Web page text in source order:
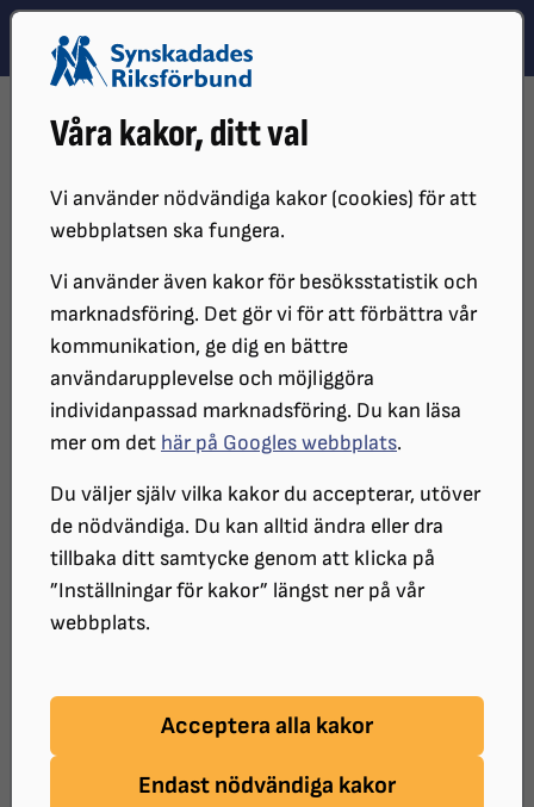
Våra kakor, ditt val
Vi använder nödvändiga kakor (cookies) för att
webbplatsen ska fungera.
Vi använder även kakor för besöksstatistik och
marknadsföring. Det gör vi för att förbättra vår
kommunikation, ge dig en bättre
användarupplevelse och möjliggöra
individanpassad marknadsföring. Du kan läsa
mer om det här på Googles webbplats.
Du väljer själv vilka kakor du accepterar, utöver
de nödvändiga. Du kan alltid ändra eller dra
tillbaka ditt samtycke genom att klicka på
”Inställningar för kakor” längst ner på vår
webbplats.
Acceptera alla kakor
Endast nödvändiga kakor
Hoppa till innehåll
Hoppa till hitta snabbt
DISTRIKT
SRF HALLAND
LOKALFÖRENINGAR
BOKFIKA FÖR TALBOKSLÄSARE. (1)
Bokfika för talboksläsare. (1)
DATUM:
2026-11-19 klockan 17:00 - 18:00
PLATS:
ARRANGÖR:
Falkenbergs Bibliotek
KOSTNAD:
Gratis
Bokfika för talboksläsare.
Torsdag den 22 oktober kl. 17 - 18
Torsdag den 19 november kl. 17 – 18
Vi tipsar varandra om böcker och fikar